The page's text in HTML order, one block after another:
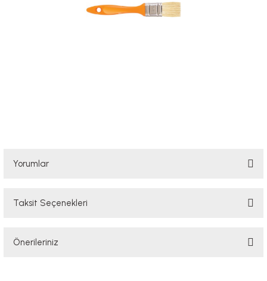
Yorumlar
Taksit Seçenekleri
Önerileriniz